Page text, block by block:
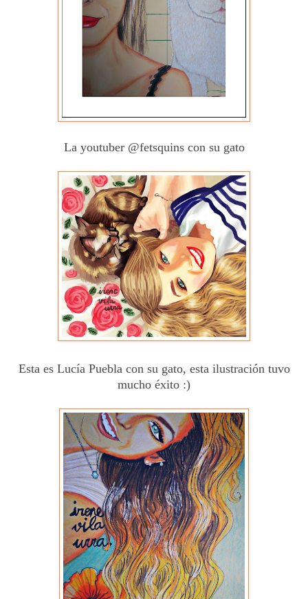
La youtuber @fetsquins con su gato
Esta es Lucía Puebla con su gato, esta ilustración tuvo
mucho éxito :)